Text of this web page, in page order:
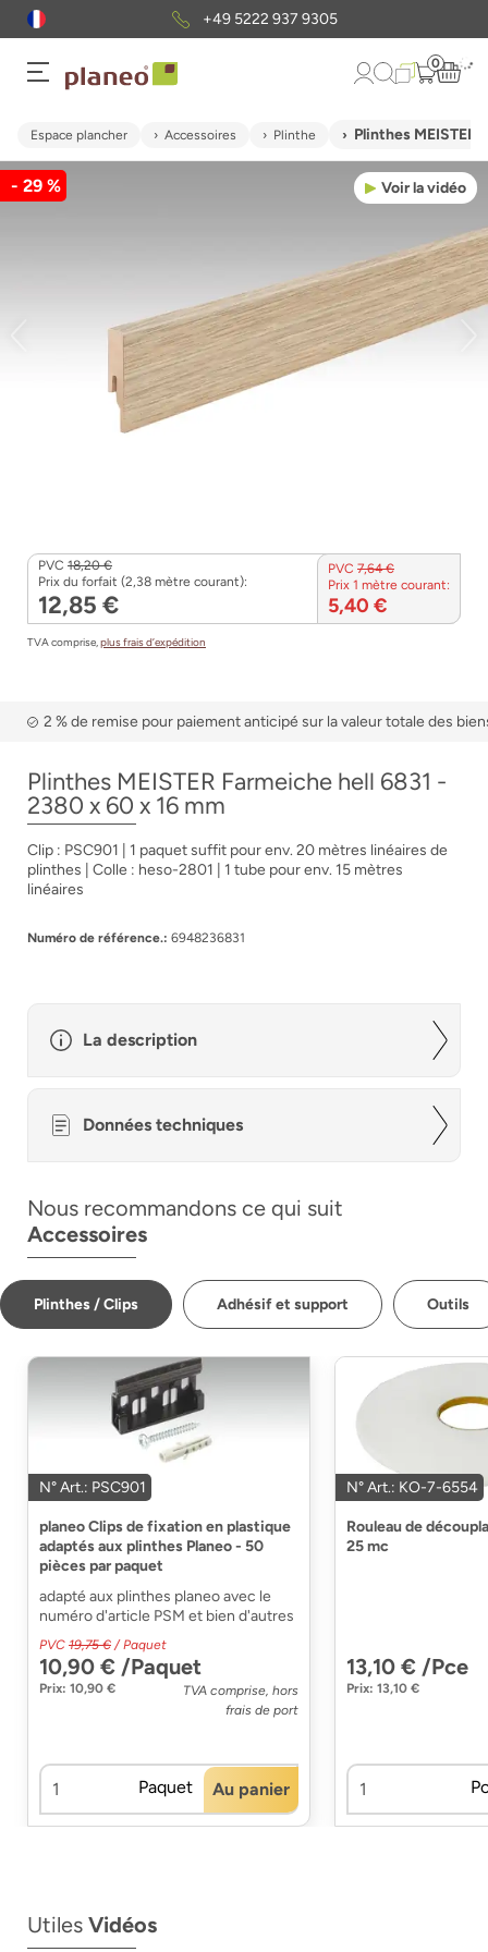
+49 5222 937 9305
0
Espace plancher Accessoires Plinthe Plinthes MEISTER
Voir la vidéo
- 29 %
PVC 18,20 €
Prix du forfait (2,38 mètre courant):
12,85 €
PVC 7,64 €
Prix 1 mètre courant:
5,40 €
TVA comprise,plus frais d’expédition
2 % de remise pour paiement anticipé sur la valeur totale des
Plinthes MEISTER Farmeiche hell 6831 -
2380 x 60 x 16 mm
Clip : PSC901 | 1 paquet suffit pour env. 20 mètres linéaires de
plinthes | Colle : heso-2801 | 1 tube pour env. 15 mètres
linéaires
Numéro de référence.: 6948236831
La description
Données techniques
Nous recommandons ce qui suit
Accessoires
Plinthes / Clips Adhésif et support Outils
N° Art.: PSC901
planeo Clips de fixation en plastique
adaptés aux plinthes Planeo - 50
pièces par paquet
adapté aux plinthes planeo avec le
numéro d'article PSM et bien d'autres
PVC 19,75 € / Paquet
10,90 € /Paquet
Prix: 10,90 €
TVA comprise, hors
frais de port
Paquet Au panier
N° Art.: KO-7-6554
Rouleau de
25 mc
13,10 € /Pce
Prix: 13,10 €
Utiles Vidéos